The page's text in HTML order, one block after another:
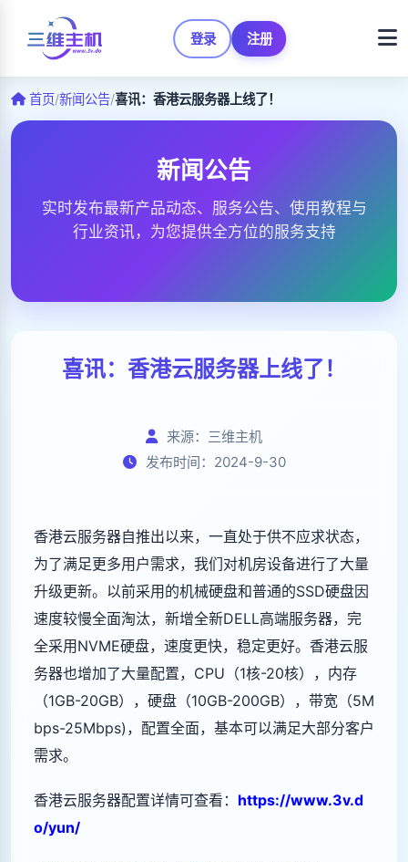
登录 注册
首页/新闻公告/喜讯：香港云服务器上线了！
新闻公告
实时发布最新产品动态、服务公告、使用教程与
行业资讯，为您提供全方位的服务支持
喜讯：香港云服务器上线了！
来源：三维主机
发布时间：2024-9-30
香港云服务器自推出以来，一直处于供不应求状态，
为了满足更多用户需求，我们对机房设备进行了大量
升级更新。以前采用的机械硬盘和普通的SSD硬盘因
速度较慢全面淘汰，新增全新DELL高端服务器，完
全采用NVME硬盘，速度更快，稳定更好。香港云服
务器也增加了大量配置，CPU（1核-20核），内存
（1GB-20GB），硬盘（10GB-200GB），带宽（5M
bps-25Mbps)，配置全面，基本可以满足大部分客户
需求。
香港云服务器配置详情可查看： https://www.3v.d
o/yun/